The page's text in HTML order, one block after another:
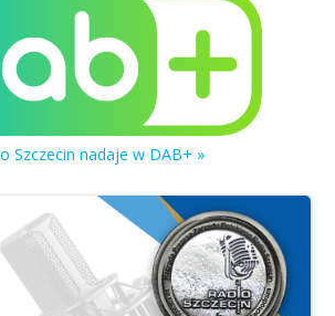
Szczecin nadaje w DAB+ »